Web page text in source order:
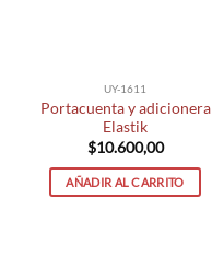
UY-1611
Portacuenta y adicionera
Elastik
$10.600,00
AÑADIR AL CARRITO